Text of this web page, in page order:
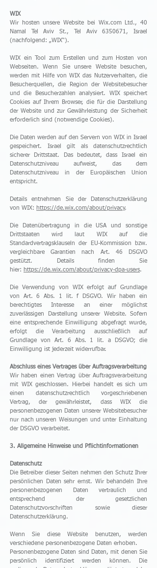
WIX
Wir hosten unsere Website bei Wix.com Ltd., 40
Namal Tel Aviv St., Tel Aviv6350671, Israel
(nachfolgend: „WIX“).
WIX ein Tool zum Erstellen und zum Hosten von
Webseiten. Wenn Sie unsere Website besuchen,
werden mit Hilfe von WIX das Nutzerverhalten, die
Besucherquellen, die Region der Websitebesucher
und die Besucherzahlen analysiert. WIX speichert
Cookies auf Ihrem Browser, die für die Darstellung
der Website und zur Gewährleistung der Sicherheit
erforderlich sind (notwendige Cookies).
Die Daten werden auf den Servern von WIX in Israel
gespeichert. Israel gilt als datenschutzrechtlich
sicherer Drittstaat. Das bedeutet, dass Israel ein
Datenschutzniveau aufweist, das dem
Datenschutzniveau in der Europäischen Union
entspricht.
Details entnehmen Sie der Datenschutzerklärung
von WIX: https://de.wix.com/about/privacy.
Die Datenübertragung in die USA und sonstige
Drittstaaten wird laut WIX auf die
Standardvertragsklauseln der EU-Kommission bzw.
vergleichbare Garantien nach Art. 46 DSGVO
gestützt. Details finden Sie
hier: https://de.wix.com/about/privacy-dpa-users.
Die Verwendung von WIX erfolgt auf Grundlage
von Art. 6 Abs. 1 lit. f DSGVO. Wir haben ein
berechtigtes Interesse an einer möglichst
zuverlässigen Darstellung unserer Website. Sofern
eine entsprechende Einwilligung abgefragt wurde,
erfolgt die Verarbeitung ausschließlich auf
Grundlage von Art. 6 Abs. 1 lit. a DSGVO; die
Einwilligung ist jederzeit widerrufbar.
Abschluss eines Vertrages über Auftragsverarbeitung
Wir haben einen Vertrag über Auftragsverarbeitung
mit WIX geschlossen. Hierbei handelt es sich um
einen datenschutzrechtlich vorgeschriebenen
Vertrag, der gewährleistet, dass WIX die
personenbezogenen Daten unserer Websitebesucher
nur nach unseren Weisungen und unter Einhaltung
der DSGVO verarbeitet.
3. Allgemeine Hinweise und Pflichtinformationen
Datenschutz
Die Betreiber dieser Seiten nehmen den Schutz Ihrer
persönlichen Daten sehr ernst. Wir behandeln Ihre
personenbezogenen Daten vertraulich und
entsprechend der gesetzlichen
Datenschutzvorschriften sowie dieser
Datenschutzerklärung.
Wenn Sie diese Website benutzen, werden
verschiedene personenbezogene Daten erhoben.
Personenbezogene Daten sind Daten, mit denen Sie
persönlich identifiziert werden können. Die